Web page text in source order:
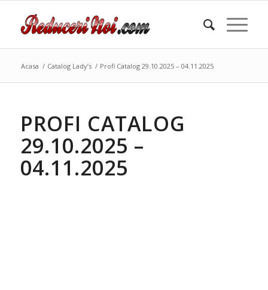
Acasa / Catalog Lady’s / Profi Catalog 29.10.2025 – 04.11.2025
PROFI CATALOG
29.10.2025 –
04.11.2025